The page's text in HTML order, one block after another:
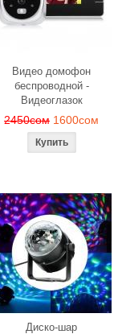
Видео домофон
беспроводной -
Видеоглазок
2450сом 1600сом
Диско-шар